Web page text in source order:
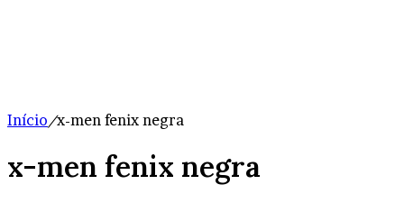
Início/x-men fenix negra
x-men fenix negra